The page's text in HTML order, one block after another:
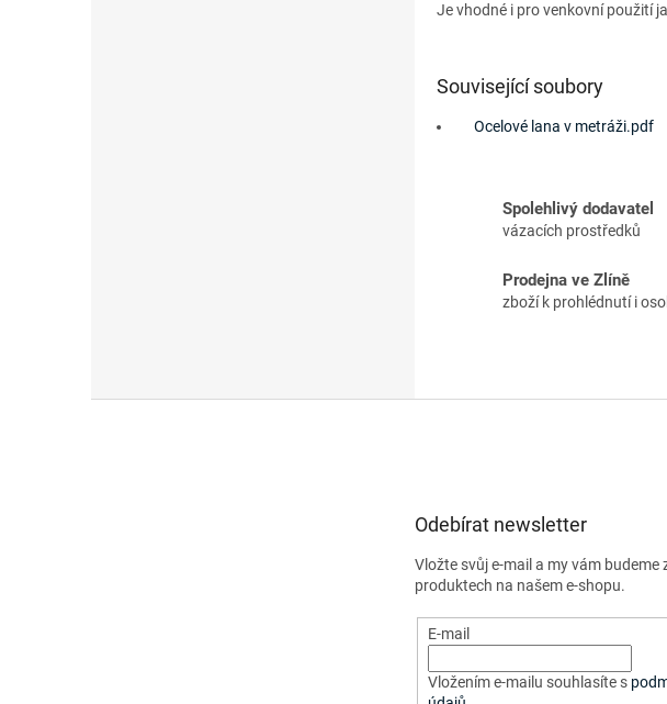
Je vhodné i pro venkovní použití
Související soubory
Ocelové lana v metráži.pdf
Spolehlivý dodavatel
vázacích prostředků
Prodejna ve Zlíně
zboží k prohlédnutí i
Odebírat newsletter
Vložte svůj e-mail a my vám
produktech na našem e-shopu.
E-mail
Vložením e-mailu souhlasíte s